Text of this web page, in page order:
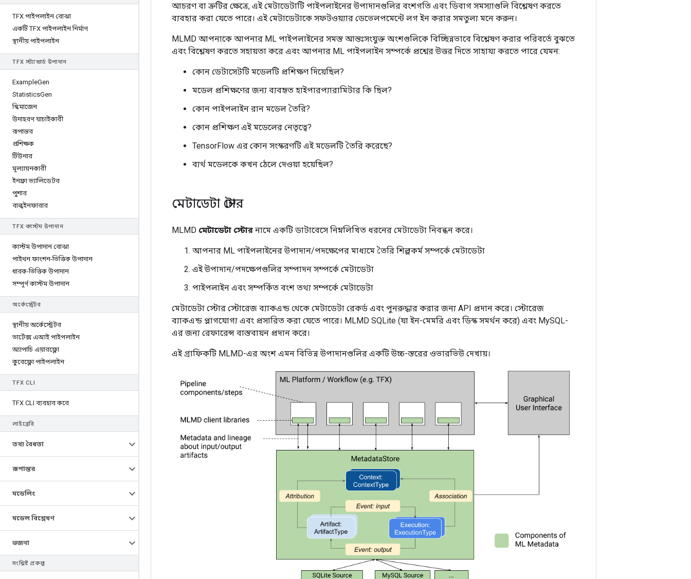
TFX পাইপলাইন বোঝা
একটি TFX পাইপলাইন নির্মাণ
স্থানীয় পাইপলাইন
TFX স্ট্যান্ডার্ড উপাদান
ExampleGen
StatisticsGen
স্কিমাজেন
উদাহরণ যাচাইকারী
রূপান্তর
প্রশিক্ষক
টিউনার
মূল্যায়নকারী
ইনফ্রা ভ্যালিডেটর
পুশার
বাল্কইনফারার
TFX কাস্টম উপাদান
কাস্টম উপাদান বোঝা
পাইথন ফাংশন-ভিত্তিক উপাদান
ধারক-ভিত্তিক উপাদান
সম্পূর্ণ কাস্টম উপাদান
অর্কেস্ট্রেটর
স্থানীয় অর্কেস্ট্রেটর
ভার্টেক্স এআই পাইপলাইন
অ্যাপাচি এয়ারফ্লো
কুবেফ্লো পাইপলাইন
TFX CLI
TFX CLI ব্যবহার করে
লাইব্রেরি
তথ্য বৈধতা
রূপান্তর
মডেলিং
মডেল বিশ্লেষণ
ভজনা
সংশ্লিষ্ট প্রকল্প
আচরণ বা ত্রুটির ক্ষেত্রে, এই মেটাডেটাটি পাইপলাইনের উপাদানগুলির বংশগতি এবং ডিবাগ সমস্যাগুলি বিশ্লেষণ করতে
ব্যবহার করা যেতে পারে। এই মেটাডেটাকে সফটওয়্যার ডেভেলপমেন্টে লগ ইন করার সমতুল্য মনে করুন।
MLMD আপনাকে আপনার ML পাইপলাইনের সমস্ত আন্তঃসংযুক্ত অংশগুলিকে বিচ্ছিন্নভাবে বিশ্লেষণ করার পরিবর্তে বুঝতে
এবং বিশ্লেষণ করতে সহায়তা করে এবং আপনার ML পাইপলাইন সম্পর্কে প্রশ্নের উত্তর দিতে সাহায্য করতে পারে যেমন:
কোন ডেটাসেটটি মডেলটি প্রশিক্ষণ দিয়েছিল?
মডেল প্রশিক্ষণের জন্য ব্যবহৃত হাইপারপ্যারামিটার কি ছিল?
কোন পাইপলাইন রান মডেল তৈরি?
কোন প্রশিক্ষণ এই মডেলের নেতৃত্বে?
TensorFlow এর কোন সংস্করণটি এই মডেলটি তৈরি করেছে?
ব্যর্থ মডেলকে কখন ঠেলে দেওয়া হয়েছিল?
মেটাডেটা স্টোর
MLMD মেটাডেটা স্টোর নামে একটি ডাটাবেসে নিম্নলিখিত ধরনের মেটাডেটা নিবন্ধন করে।
আপনার ML পাইপলাইনের উপাদান/পদক্ষেপের মাধ্যমে তৈরি শিল্পকর্ম সম্পর্কে মেটাডেটা
এই উপাদান/পদক্ষেপগুলির সম্পাদন সম্পর্কে মেটাডেটা
পাইপলাইন এবং সম্পর্কিত বংশ তথ্য সম্পর্কে মেটাডেটা
মেটাডেটা স্টোর স্টোরেজ ব্যাকএন্ড থেকে মেটাডেটা রেকর্ড এবং পুনরুদ্ধার করার জন্য API প্রদান করে। স্টোরেজ
ব্যাকএন্ড প্লাগযোগ্য এবং প্রসারিত করা যেতে পারে। MLMD SQLite (যা ইন-মেমরি এবং ডিস্ক সমর্থন করে) এবং MySQL-
এর জন্য রেফারেন্স বাস্তবায়ন প্রদান করে।
এই গ্রাফিকটি MLMD-এর অংশ এমন বিভিন্ন উপাদানগুলির একটি উচ্চ-স্তরের ওভারভিউ দেখায়।